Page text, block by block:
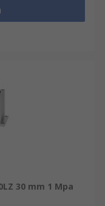
30 mm 1 Mpa